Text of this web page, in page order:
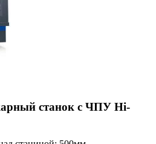
станок с ЧПУ Hi-